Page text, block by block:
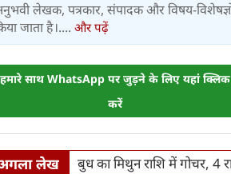
लेखक, पत्रकार, संपादक और विषय-
जाता है।.... और पढ़ें
हमारे साथ WhatsApp पर जुड़ने के लिए यहां क्लिक
करें
लेख बुध का मिथुन राशि में गोचर, 4